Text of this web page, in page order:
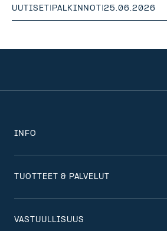
UUTISET | PALKINNOT |25.06.2026
INFO
TUOTTEET & PALVELUT
VASTUULLISUUS